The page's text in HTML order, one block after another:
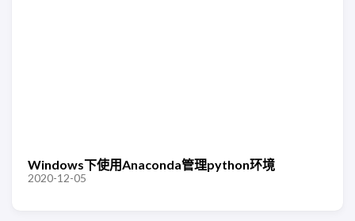
Windows下使用Anaconda管理python环境
2020-12-05